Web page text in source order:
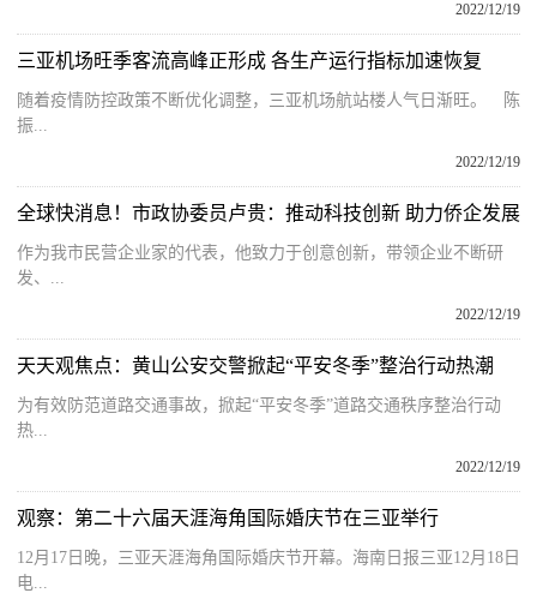
2022/12/19
三亚机场旺季客流高峰正形成 各生产运行指标加速恢复
随着疫情防控政策不断优化调整，三亚机场航站楼人气日渐旺。 陈
振...
2022/12/19
全球快消息！市政协委员卢贵：推动科技创新 助力侨企发展
作为我市民营企业家的代表，他致力于创意创新，带领企业不断研
发、...
2022/12/19
天天观焦点：黄山公安交警掀起“平安冬季”整治行动热潮
为有效防范道路交通事故，掀起“平安冬季”道路交通秩序整治行动
热...
2022/12/19
观察：第二十六届天涯海角国际婚庆节在三亚举行
12月17日晚，三亚天涯海角国际婚庆节开幕。海南日报三亚12月18日
电...